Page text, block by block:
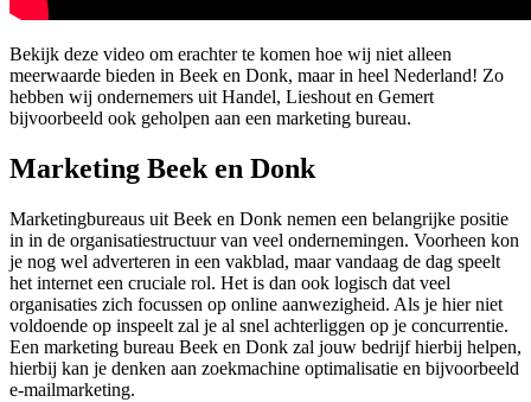
Bekijk deze video om erachter te komen hoe wij niet alleen
meerwaarde bieden in Beek en Donk, maar in heel Nederland! Zo
hebben wij ondernemers uit Handel, Lieshout en Gemert
bijvoorbeeld ook geholpen aan een marketing bureau.
Marketing Beek en Donk
Marketingbureaus uit Beek en Donk nemen een belangrijke positie
in in de organisatiestructuur van veel ondernemingen. Voorheen kon
je nog wel adverteren in een vakblad, maar vandaag de dag speelt
het internet een cruciale rol. Het is dan ook logisch dat veel
organisaties zich focussen op online aanwezigheid. Als je hier niet
voldoende op inspeelt zal je al snel achterliggen op je concurrentie.
Een marketing bureau Beek en Donk zal jouw bedrijf hierbij helpen,
hierbij kan je denken aan zoekmachine optimalisatie en bijvoorbeeld
e-mailmarketing.